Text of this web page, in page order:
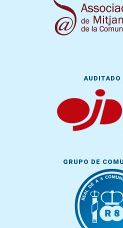
AUDITADO
GRUPO DE